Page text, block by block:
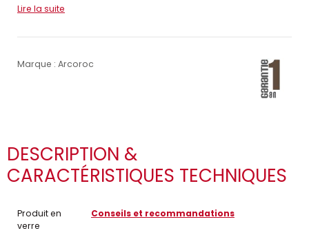
Lire la suite
Marque : Arcoroc
DESCRIPTION &
CARACTÉRISTIQUES TECHNIQUES
Produit en
verre
Conseils et recommandations